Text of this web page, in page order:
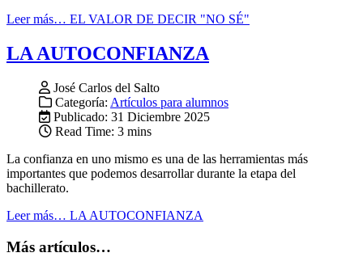
Leer más… EL VALOR DE DECIR "NO SÉ"
LA AUTOCONFIANZA
José Carlos del Salto
Categoría: Artículos para alumnos
Publicado: 31 Diciembre 2025
Read Time: 3 mins
La confianza en uno mismo es una de las herramientas más
importantes que podemos desarrollar durante la etapa del
bachillerato.
Leer más… LA AUTOCONFIANZA
Más artículos…